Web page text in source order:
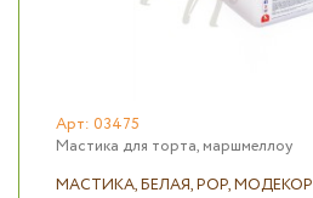
Арт: 03475
Мастика для торта, маршмеллоу
МАСТИКА, БЕЛАЯ, РОР, МОДЕКОР